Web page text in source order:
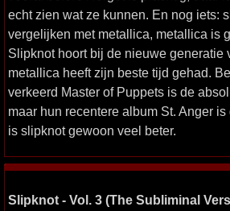
echt zien wat ze kunnen. En nog iets:
vergelijken met metallica, metallica is
Slipknot hoort bij de nieuwe generatie
metallica heeft zijn beste tijd gehad.
verkeerd Master of Puppets is de
maar hun recentere album St. Anger
is slipknot gewoon veel beter.
Slipknot - Vol. 3 (The Subliminal